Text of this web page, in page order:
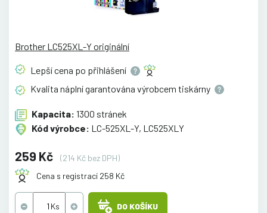
Brother LC525XL-Y originální
Lepší cena po přihlášení
Kvalita náplní garantována výrobcem tiskárny
Kapacita: 1300 stránek
Kód výrobce: LC-525XL-Y, LC525XLY
259 Kč
(214 Kč bez DPH)
Cena s registrací 258 Kč
DO KOŠÍKU